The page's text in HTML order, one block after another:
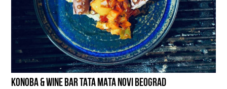
KONOBA & WINE BAR TATA MATA NOVI BEOGRAD